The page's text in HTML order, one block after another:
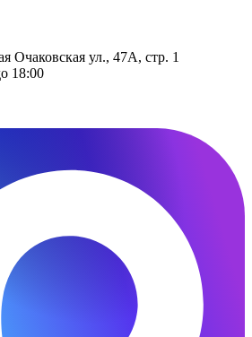
Очаковская ул., 47А, стр. 1
18:00